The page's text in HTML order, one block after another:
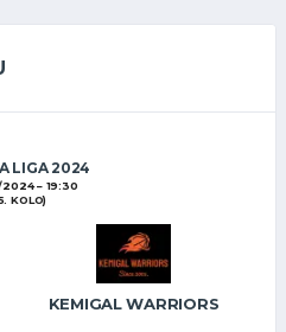
LIGA 2024
19:30
KOLO)
KEMIGAL WARRIORS